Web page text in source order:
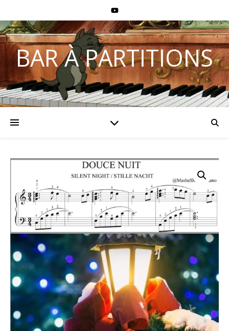
BAR À PARTITIONS